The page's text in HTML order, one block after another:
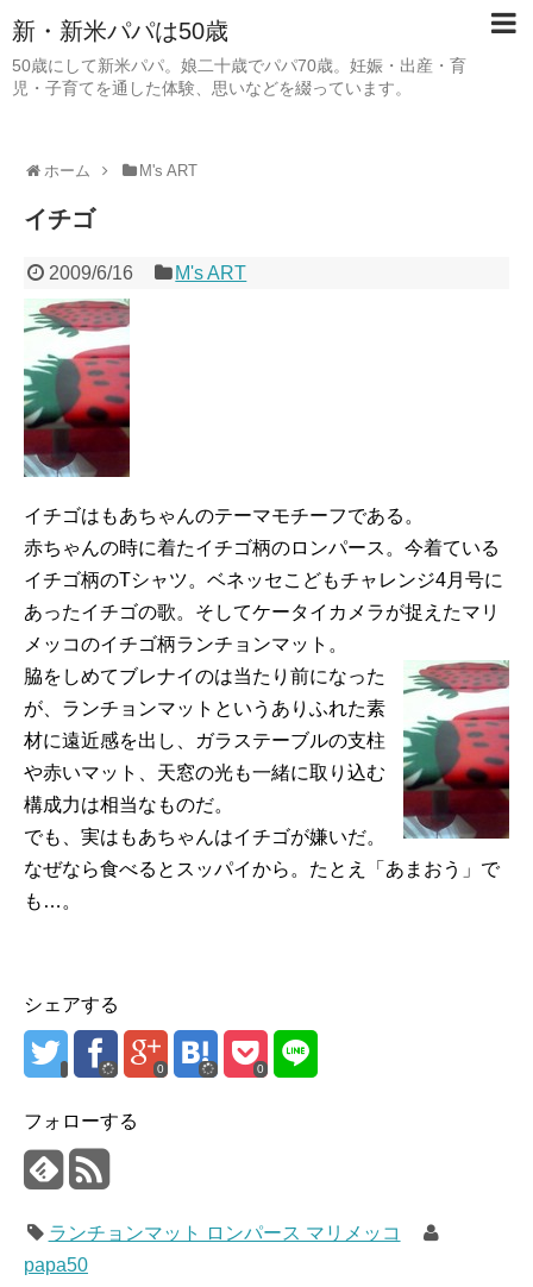
新・新米パパは50歳
50歳にして新米パパ。娘二十歳でパパ70歳。妊娠・出産・育
児・子育てを通した体験、思いなどを綴っています。
ホーム M's ART
イチゴ
2009/6/16 M's ART
イチゴはもあちゃんのテーマモチーフである。
赤ちゃんの時に着たイチゴ柄のロンパース。今着ている
イチゴ柄のTシャツ。ベネッセこどもチャレンジ4月号に
あったイチゴの歌。そしてケータイカメラが捉えたマリ
メッコのイチゴ柄ランチョンマット。
脇をしめてブレナイのは当たり前になった
が、ランチョンマットというありふれた素
材に遠近感を出し、ガラステーブルの支柱
や赤いマット、天窓の光も一緒に取り込む
構成力は相当なものだ。
でも、実はもあちゃんはイチゴが嫌いだ。
なぜなら食べるとスッパイから。たとえ「あまおう」で
も…。
シェアする
0 0
フォローする
ランチョンマット ロンパース マリメッコ
papa50